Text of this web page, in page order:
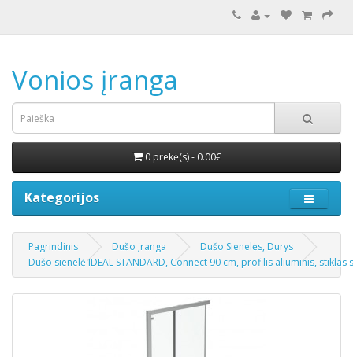
Vonios įranga
0 prekė(s) - 0.00€
Kategorijos
Pagrindinis Dušo įranga
Dušo Sienelės, Durys
Dušo sienelė IDEAL STANDARD, Connect 90 cm, profilis aliuminis, stiklas